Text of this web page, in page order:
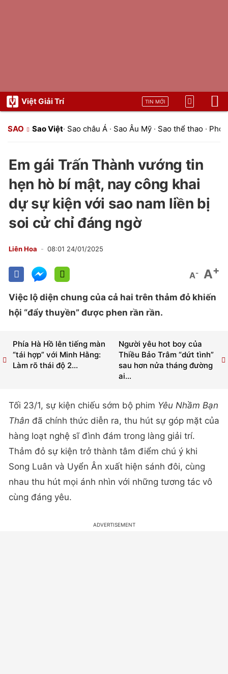
Việt Giải Trí TIN MỚI
SAO Sao Việt· Sao châu Á · Sao Âu Mỹ · Sao thể thao ·
Em gái Trấn Thành vướng tin
hẹn hò bí mật, nay công khai
dự sự kiện với sao nam liền bị
soi cử chỉ đáng ngờ
Liên Hoa 08:01 24/01/2025
A- A+
Việc lộ diện chung của cả hai trên thảm đỏ khiến
hội “đẩy thuyền” được phen rần rần.
Người yêu hot boy của
Thiều Bảo Trâm “dứt tình”
sau hơn nửa tháng đường
ai...
Phía Hà Hồ lên tiếng màn
“tái hợp” với Minh Hằng:
Làm rõ thái độ 2...
Tối 23/1, sự kiện chiếu sớm bộ phim Yêu Nhầm Bạn
Thân đã chính thức diễn ra, thu hút sự góp mặt của
hàng loạt nghệ sĩ đình đám trong làng giải trí.
Thảm đỏ sự kiện trở thành tâm điểm chú ý khi
Song Luân và Uyển Ân xuất hiện sánh đôi, cùng
nhau thu hút mọi ánh nhìn với những tương tác vô
cùng đáng yêu.